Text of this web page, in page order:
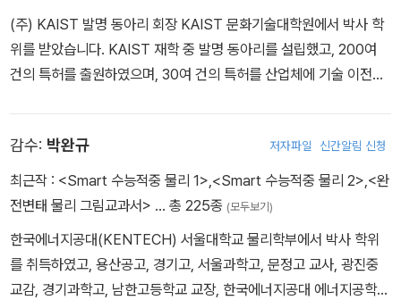
(주) KAIST 발명 동아리 회장 KAIST 문화기술대학원에서 박사 학
위를 받았습니다. KAIST 재학 중 발명 동아리를 설립했고, 200여
건의 특허를 출원하였으며, 30여 건의 특허를 산업체에 기술 이전하
감수: 박완규 저자파일 신간알림 신청
최근작 : <Smart 수능적중 물리 1>,<Smart 수능적중 물리 2>,<완
전변태 물리 그림교과서> … 총 225종 (모두보기)
한국에너지공대(KENTECH) 서울대학교 물리학부에서 박사 학위
를 취득하였고, 용산공고, 경기고, 서울과학고, 문정고 교사, 광진중
교감, 경기과학고, 남한고등학교 교장, 한국에너지공대 에너지공학부